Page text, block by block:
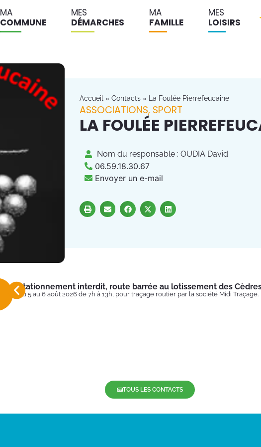
MA
COMMUNE
MES
DÉMARCHES
MA
FAMILLE
MES
LOISIRS
Accueil »Contacts » La Foulée Pierrefeucaine
ASSOCIATIONS, SPORT
LA FOULÉE
Nom du responsable : OUDIA David
06.59.18.30.67
Envoyer un e-mail
Stationnement interdit, route barrée au lotissement des
Du 5 au 6 août 2026 de 7h à 13h, pour traçage routier par la société Midi Traçage.
TOUS LES CONTACTS